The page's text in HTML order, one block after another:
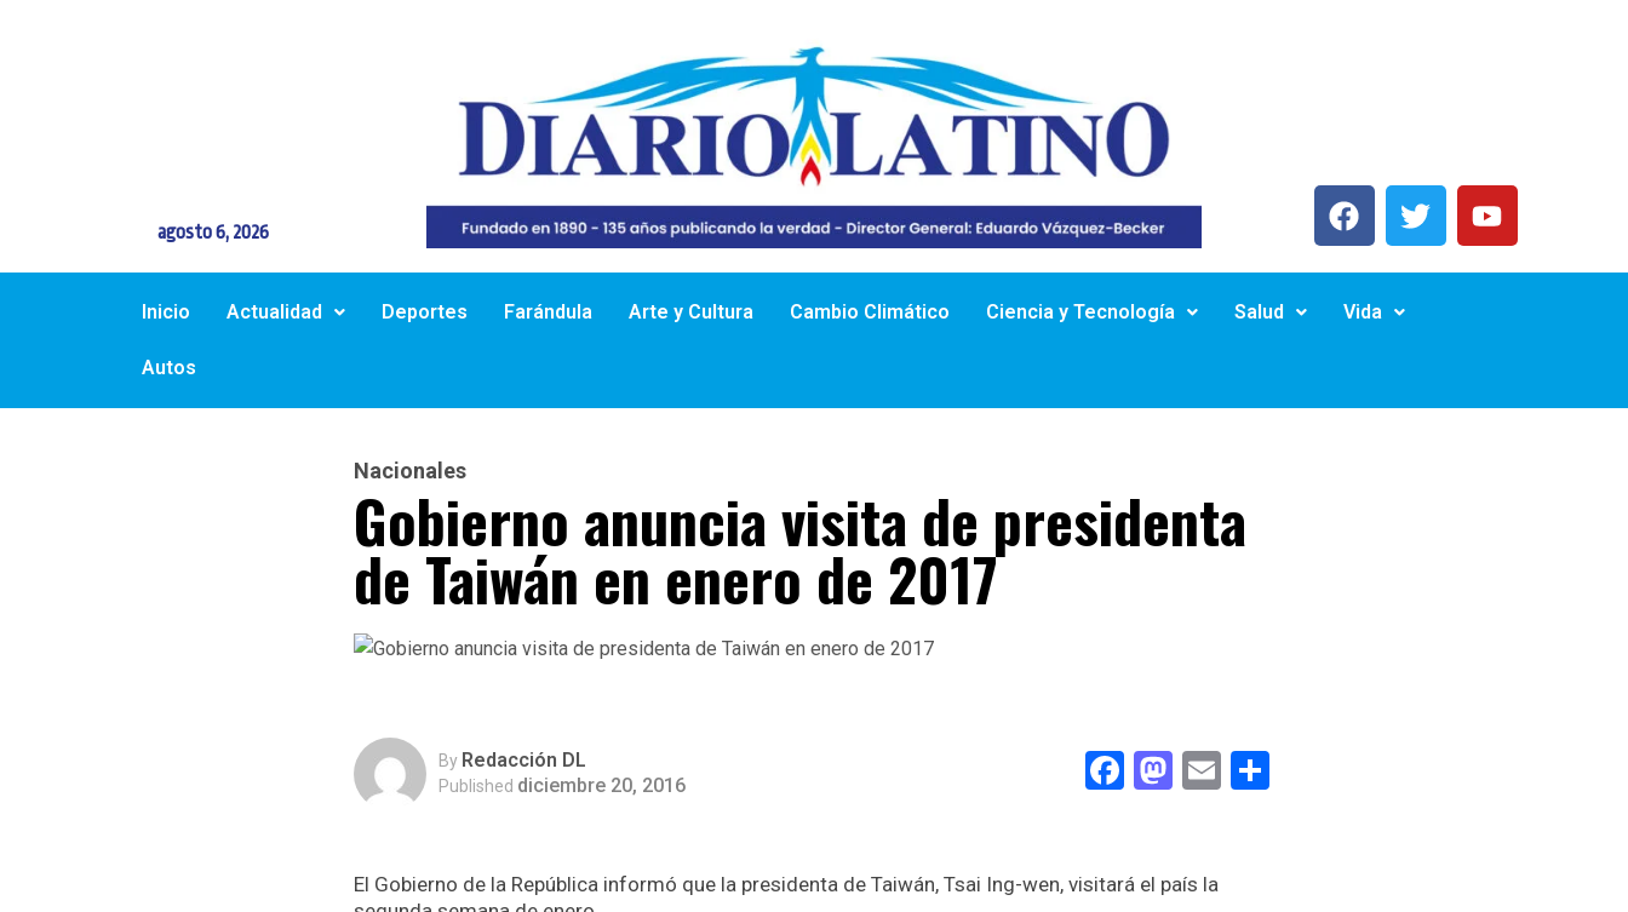
agosto 6, 2026
Inicio Actualidad Deportes Farándula Arte y Cultura Cambio Climático Ciencia y Tecnología Salud Vida
Autos
Nacionales
Gobierno anuncia visita de presidenta
de Taiwán en enero de 2017
By Redacción DL
Published diciembre 20, 2016 Facebook
Mastodon
Email
El Gobierno de la República informó que la presidenta de Taiwán, Tsai Ing-wen, visitará el país la